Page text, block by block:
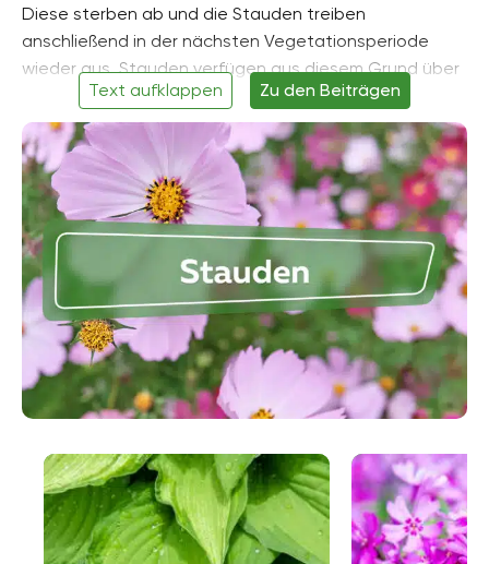
Diese sterben ab und die Stauden treiben
anschließend in der nächsten Vegetationsperiode
wieder aus. Stauden verfügen aus diesem Grund über
sogenannte Überdauerungsorgane, die im Boden
verbleiben und die Pflanze somit über mehrere Jahre
am Leben erhalten. Zu diesen Organen gehören zum
Beispiel Knollen, Rhizome oder Zwiebeln, die sogar
ausgegraben und in einem Gefäß über den Winter
gelagert werden können. Viele Blühpflanzen sind
Stauden und einige der beliebtesten Blumen wie
Adonisröschen, Pfingstrosen oder Astern gehören
dazu. Winterharte Stauden finden sich aber ebenfalls.
Die Gruppe wird in viele Untergruppen unterteilt und
zu den wichtigsten zählen die Blatt- und Blühstauden,
deren Bezeichnung darauf hindeutet, ob ihre Blüten
oder Blätter dekorativer sind. Bei der Haltung der
beliebten Staudenpflanzen ist die Pflege nach der
Vegetationsphase besonders wichtig.
Text aufklappen Zu den Beiträgen